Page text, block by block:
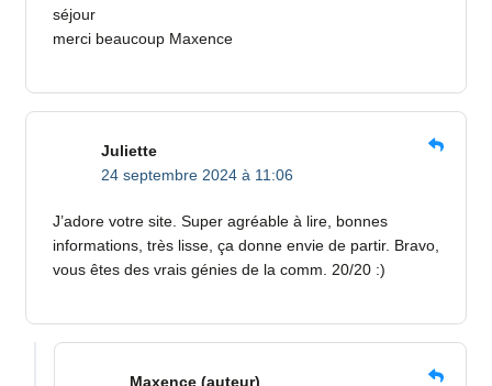
séjour
merci beaucoup Maxence
Juliette
24 septembre 2024 à 11:06
J’adore votre site. Super agréable à lire, bonnes
informations, très lisse, ça donne envie de partir. Bravo,
vous êtes des vrais génies de la comm. 20/20 :)
Maxence (auteur)